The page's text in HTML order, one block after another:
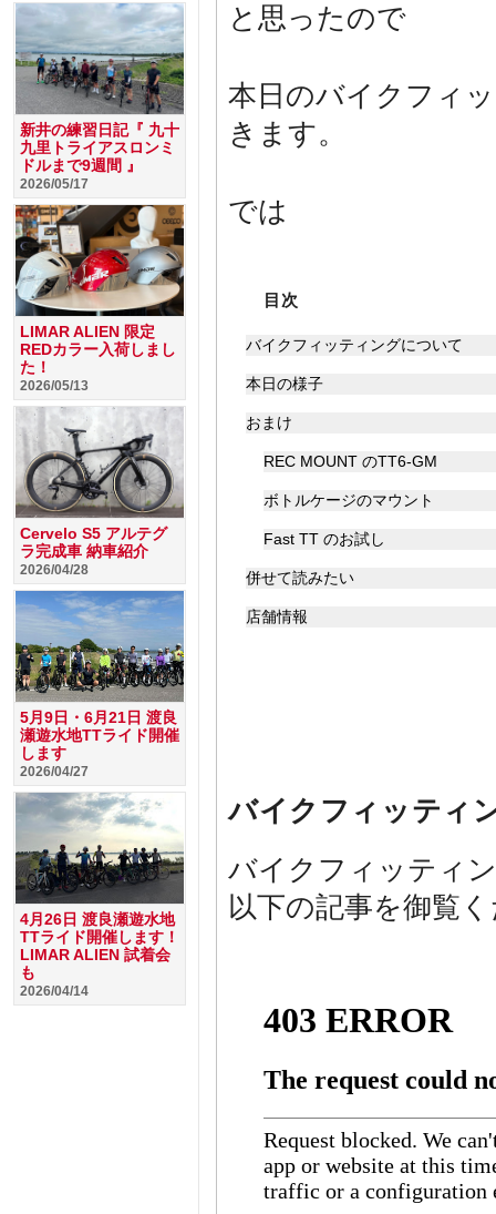
と思ったので
本日のバイクフィ
きます。
では
目次
バイクフィッティングについて
本日の様子
おまけ
REC MOUNT のTT6-GM
ボトルケージのマウント
Fast TT のお試し
併せて読みたい
店舗情報
バイクフィッティ
バイクフィッティ
以下の記事を御覧
新井の練習日記『 九十
九里トライアスロンミ
ドルまで9週間 』
2026/05/17
LIMAR ALIEN 限定
REDカラー入荷しまし
た！
2026/05/13
Cervelo S5 アルテグ
ラ完成車 納車紹介
2026/04/28
5月9日・6月21日 渡良
瀬遊水地TTライド開催
します
2026/04/27
4月26日 渡良瀬遊水地
TTライド開催します！
LIMAR ALIEN 試着会
も
2026/04/14